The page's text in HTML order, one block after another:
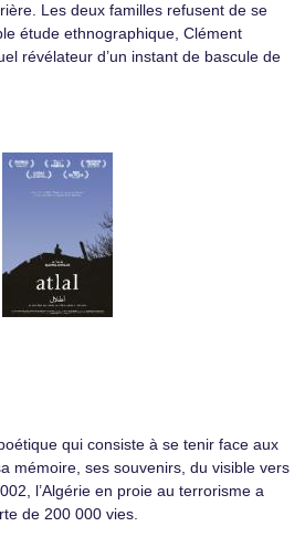
Les deux familles refusent de se
étude ethnographique, Clément
révélateur d’un instant de bascule de
qui consiste à se tenir face aux
mémoire, ses souvenirs, du visible vers
l’Algérie en proie au terrorisme a
de 200 000 vies.